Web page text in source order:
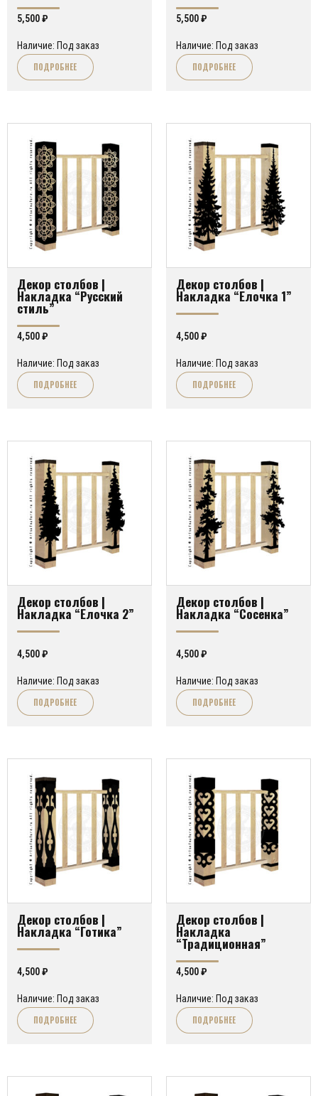
5,500₽
Наличие: Под заказ
ПОДРОБНЕЕ
5,500₽
Наличие: Под заказ
ПОДРОБНЕЕ
Декор столбов |
Накладка “Русский
стиль”
4,500₽
Наличие: Под заказ
ПОДРОБНЕЕ
Декор столбов |
Накладка “Елочка 1”
4,500₽
Наличие: Под заказ
ПОДРОБНЕЕ
Декор столбов |
Накладка “Елочка 2”
4,500₽
Наличие: Под заказ
ПОДРОБНЕЕ
Декор столбов |
Накладка “Сосенка”
4,500₽
Наличие: Под заказ
ПОДРОБНЕЕ
Декор столбов |
Накладка “Готика”
4,500₽
Наличие: Под заказ
ПОДРОБНЕЕ
Декор столбов |
Накладка
“Традиционная”
4,500₽
Наличие: Под заказ
ПОДРОБНЕЕ